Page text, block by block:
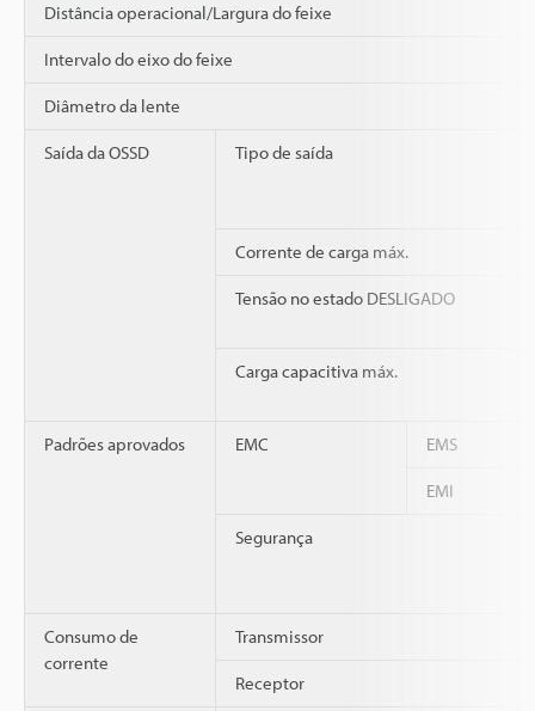
Distância operacional/Largura do feixe
Intervalo do eixo do feixe
Diâmetro da lente
Saída da OSSD Tipo de saída
Corrente de carga máx.
Tensão no estado DESLIGADO
Carga capacitiva máx.
Padrões aprovados EMC EMS
EMI
Segurança
Consumo de
corrente
Transmissor
Receptor